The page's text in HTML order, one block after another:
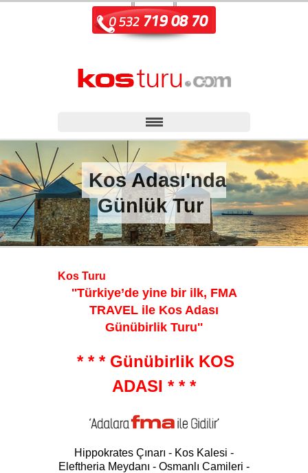
Kos Adası'nda
Günlük Tur
Kos Turu
''Türkiye’de yine bir ilk, FMA
TRAVEL ile Kos Adası
Günübirlik Turu''
* * * Günübirlik KOS
ADASI * * *
Hippokrates Çınarı - Kos Kalesi -
Eleftheria Meydanı - Osmanlı Camileri -